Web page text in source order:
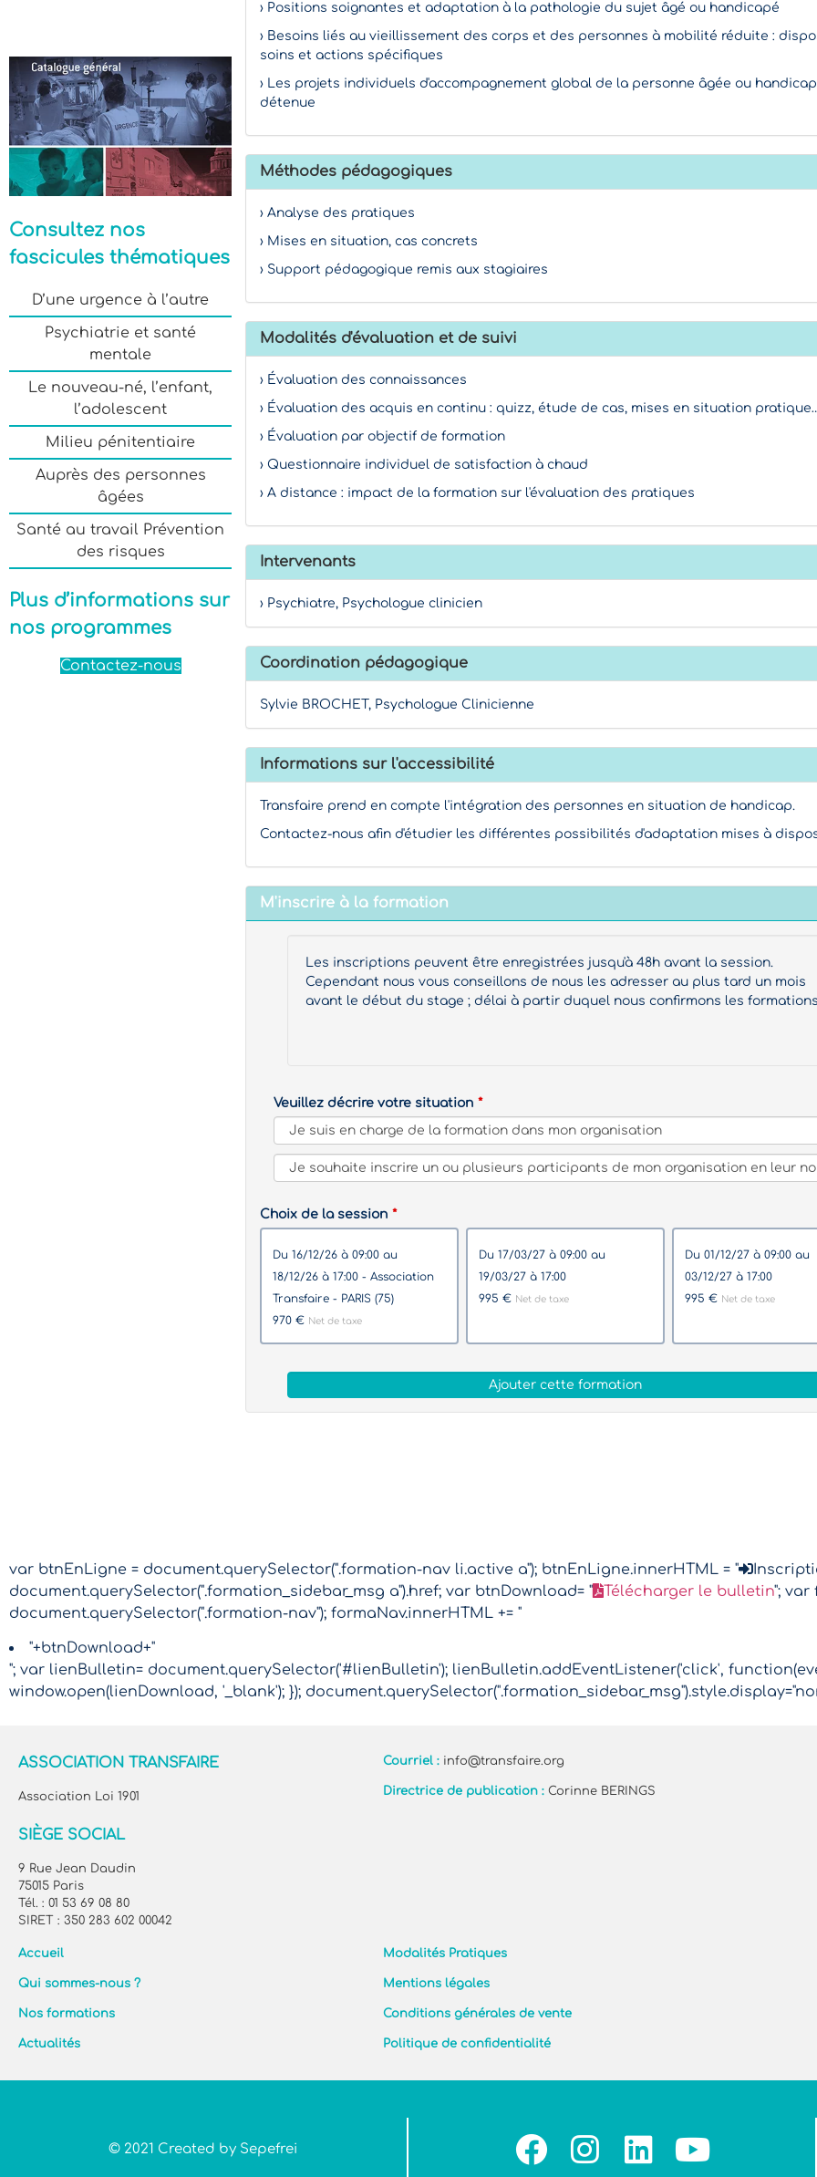
Consultez nos
fascicules thématiques
D’une urgence à l’autre
Psychiatrie et santé
mentale
Le nouveau-né, l’enfant,
l’adolescent
Milieu pénitentiaire
Auprès des personnes
âgées
Santé au travail Prévention
des risques
Plus d’informations sur
nos programmes
Contactez-nous
› Positions soignantes et adaptation à la pathologie du sujet âgé ou handicapé
› Besoins liés au vieillissement des corps et des personnes à mobilité réduite :
soins et actions spécifiques
› Les projets individuels d'accompagnement global de la personne âgée ou
détenue
Méthodes pédagogiques
› Analyse des pratiques
› Mises en situation, cas concrets
› Support pédagogique remis aux stagiaires
Modalités d'évaluation et de suivi
› Évaluation des connaissances
› Évaluation des acquis en continu : quizz, étude de cas, mises en situation
› Évaluation par objectif de formation
› Questionnaire individuel de satisfaction à chaud
› A distance : impact de la formation sur l'évaluation des pratiques
Intervenants
› Psychiatre, Psychologue clinicien
Coordination pédagogique
Sylvie BROCHET, Psychologue Clinicienne
Informations sur l'accessibilité
Transfaire prend en compte l'intégration des personnes en situation de handicap.
Contactez-nous afin d'étudier les différentes possibilités d'adaptation mises à
M'inscrire à la formation
Les inscriptions peuvent être enregistrées jusqu'à 48h avant la session.
Cependant nous vous conseillons de nous les adresser au plus tard un mois
avant le début du stage ; délai à partir duquel nous confirmons les
Veuillez décrire votre situation
Choix de la session
du 16/12/26 à 09:00 au
18/12/26 à 17:00 - Association
Transfaire - PARIS (75)
970 € Net de taxe
du 17/03/27 à 09:00 au
19/03/27 à 17:00
995 € Net de taxe
du 01/12/27 à 09:00 au
03/12/27 à 17:00
995 € Net de taxe
Ajouter cette formation
var btnEnLigne = document.querySelector(".formation-nav li.active a"); btnEnLigne.innerHTML = "
document.querySelector(".formation_sidebar_msg a").href; var btnDownload= "
Télécharger le bulletin"; var
document.querySelector(".formation-nav"); formaNav.innerHTML += "
"+btnDownload+"
"; var lienBulletin= document.querySelector('#lienBulletin'); lienBulletin.addEventListener('click',
window.open(lienDownload, '_blank'); });
ASSOCIATION TRANSFAIRE
Association Loi 1901
SIÈGE SOCIAL
9 Rue Jean Daudin
75015 Paris
Tél. : 01 53 69 08 80
SIRET : 350 283 602 00042
Courriel : info@transfaire.org
Directrice de publication : Corinne BERINGS
Accueil
Qui sommes-nous ?
Nos formations
Actualités
Modalités Pratiques
Mentions légales
Conditions générales de vente
Politique de confidentialité
© 2021 Created by Sepefrei